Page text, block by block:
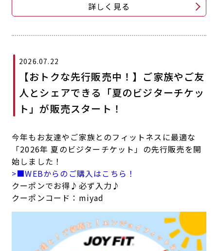
詳しく見る
2026.07.22
【おトクな先行販売中！】ご家族やご友
人とシェアできる「夏のビジターチケッ
ト」が販売スタート！
今年もお友達やご家族とのフィットネスに最適な
「2026年 夏のビジターチケット」の先行販売を開
始しました！
>■WEBからのご購入はこちら！
クーポンでお得♪必ず入力♪
クーポンコード：miyad